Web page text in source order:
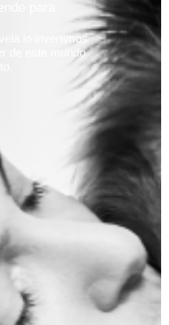
lo invertimos
de este mundo